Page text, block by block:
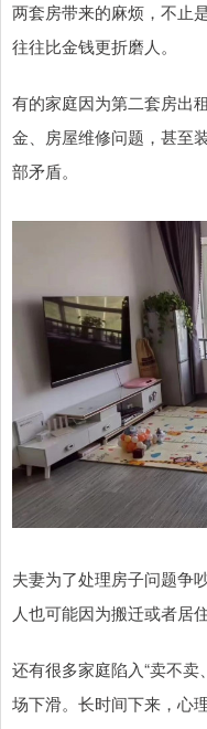
两套房带来的麻烦，不止
往往比金钱更折磨人。
有的家庭因为第二套房出
金、房屋维修问题，甚至
部矛盾。
夫妻为了处理房子问题争
人也可能因为搬迁或者居
还有很多家庭陷入“卖不
场下滑。长时间下来，心